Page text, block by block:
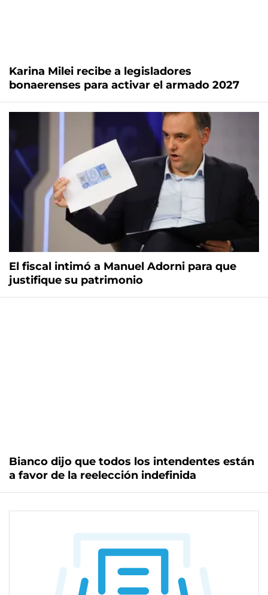
Karina Milei recibe a legisladores
bonaerenses para activar el armado 2027
El fiscal intimó a Manuel Adorni para que
justifique su patrimonio
Bianco dijo que todos los intendentes están
a favor de la reelección indefinida